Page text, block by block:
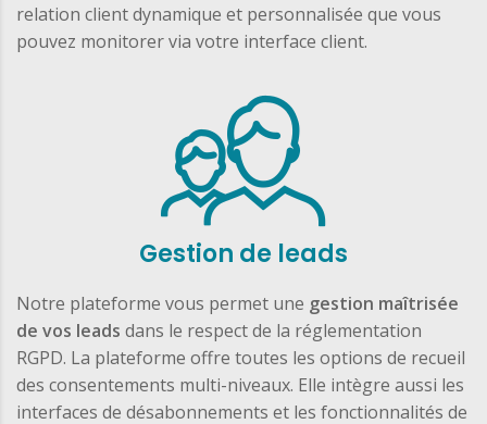
relation client dynamique et personnalisée que vous
pouvez monitorer via votre interface client.
Gestion de leads
Notre plateforme vous permet une gestion maîtrisée
de vos leads dans le respect de la réglementation
RGPD. La plateforme offre toutes les options de recueil
des consentements multi-niveaux. Elle intègre aussi les
interfaces de désabonnements et les fonctionnalités de